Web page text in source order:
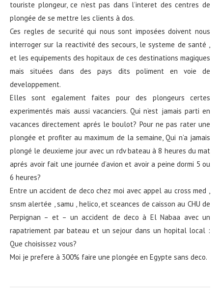
touriste plongeur, ce n’est pas dans l’interet des centres de
plongée de se mettre les clients à dos.
Ces regles de securité qui nous sont imposées doivent nous
interroger sur la reactivité des secours, le systeme de santé ,
et les equipements des hopitaux de ces destinations magiques
mais situées dans des pays dits poliment en voie de
developpement.
Elles sont egalement faites pour des plongeurs certes
experimentés mais aussi vacanciers. Qui n’est jamais parti en
vacances directement aprés le boulot? Pour ne pas rater une
plongée et profiter au maximum de la semaine, Qui n’a jamais
plongé le deuxieme jour avec un rdv bateau à 8 heures du mat
aprés avoir fait une journée d’avion et avoir a peine dormi 5 ou
6 heures?
Entre un accident de deco chez moi avec appel au cross med ,
snsm alertée , samu , helico, et sceances de caisson au CHU de
Perpignan – et – un accident de deco à El Nabaa avec un
rapatriement par bateau et un sejour dans un hopital local :
Que choisissez vous?
Moi je prefere à 300% faire une plongée en Egypte sans deco.